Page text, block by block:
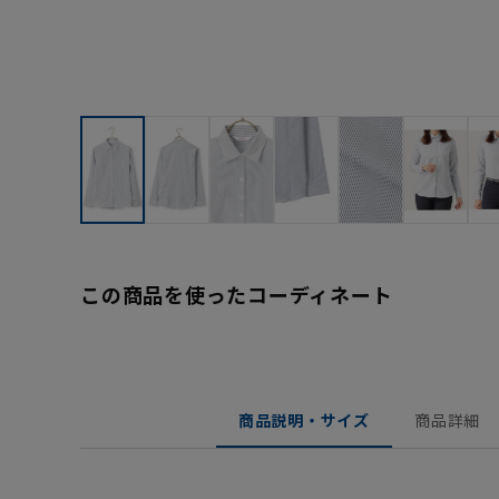
この商品を使ったコーディネート
商品説明・サイズ 商品詳細